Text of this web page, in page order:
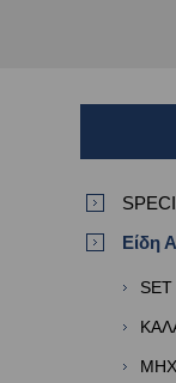
Είδη